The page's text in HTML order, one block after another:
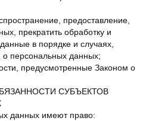
предоставление,
прекратить обработку и
в порядке и случаях,
персональных данных;
предусмотренные Законом о
СУБЪЕКТОВ
данных имеют право: